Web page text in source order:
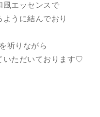
風エッセンスで
うに結んでおり
祈りながら
いただいております♡